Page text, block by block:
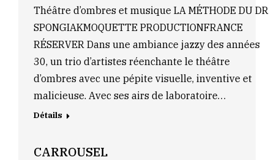
Théâtre d’ombres et musique LA MÉTHODE DU DR
SPONGIAKMOQUETTE PRODUCTIONFRANCE
RÉSERVER Dans une ambiance jazzy des années
30, un trio d’artistes réenchante le théâtre
d’ombres avec une pépite visuelle, inventive et
malicieuse. Avec ses airs de laboratoire…
Détails
CARROUSEL